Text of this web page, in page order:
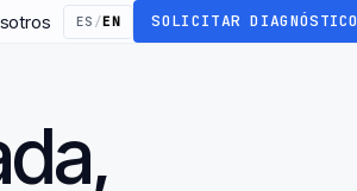
ES /EN SOLICITAR DIAGNÓSTICO